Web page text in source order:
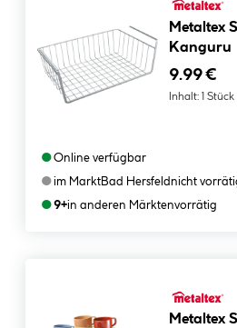
Metaltex
Kanguru
9.99 €
Inhalt: 1 Stück
●Online verfügbar
●im MarktBad Hersfeldnicht
●9+in anderen Märktenvorrätig
Metaltex